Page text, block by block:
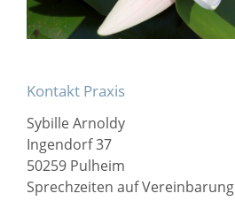
Kontakt Praxis
Sybille Arnoldy
Ingendorf 37
50259 Pulheim
Sprechzeiten auf Vereinbarung